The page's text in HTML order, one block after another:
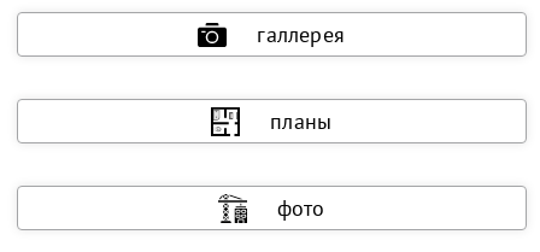
галлерея
планы
фото